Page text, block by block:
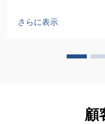
さらに表示
顧